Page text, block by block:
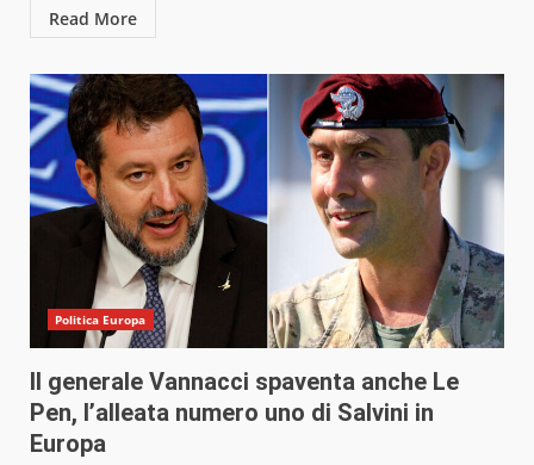
Read More
Politica Europa
Il generale Vannacci spaventa anche Le
Pen, l’alleata numero uno di Salvini in
Europa